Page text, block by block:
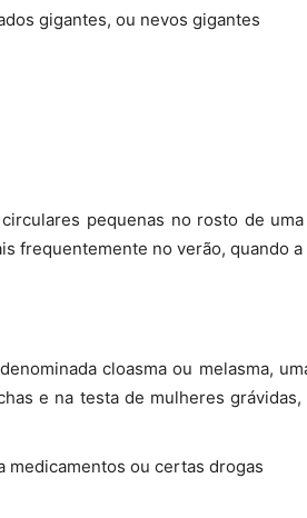
gigantes, ou nevos gigantes
pequenas no rosto de
frequentemente no verão, quando
cloasma ou melasma,
e na testa de mulheres
medicamentos ou certas drogas